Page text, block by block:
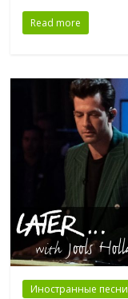
Read more
Иностранные песни